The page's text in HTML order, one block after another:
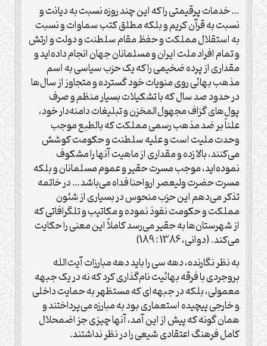
… خدمات پرقیمتی را که این چند روزه نسبت به دیانت و
نسبت به قرآن کریم و بلکه مطلق کتب سماوات و نسبت
به استقلال مملکت و حفظ مقام سلطنت و دولت و ارتش
و تمام افراد ملت ایران و مسلمانان جهان انجام داده‌اید و
مقداری از پرده ضخیمی را که یک حزب سیاسی به اسم
مذهب بهائی روی منویات خود گسترده و متجاوز از سال‌ها
در حدود صد سال که با تشکیلات بسیار منظم و صرف
پول‌های گزاف مجهول‌المخزن و تبلیغات دامنه‌دار خود،
علناً بر ضد مذهب رسمی مملکت که بالطبع موجب
وحدت ملیت است و علیه سلطنت و حکومت کوشش
می‌کنند، بالا زده و مقداری از ماهیت آنها را مشکوف
نموده‌اید، موجب مسرت حقیر و عموم مسلمانان و بلکه
مسرت حضرت ولیعصر ارواحنا فداه می‌باشد… در خاتمه
تذکر می‌دهم این حزب منحوس در بسیاری از شئون
مملکت و حکومت نفوذ نموده و مکاتیب و تلگرافاتی که
از شهرستان‌ها به حقیر می‌رسد کاملاً این معنی را حکایت
می‌کند. (دوانی، 1386 : 189)
به نظر نگارنده، دهه سی را باید دهه مبارزات آیت‌الله
بروجردی با فرقه بهائیت نام‌گذاری کرد که نه در یک جبهه
معمولی، بلکه در جبهه‌ای که مستظهر به حمایت داخلی
و خارجی پیچیده استعماری بود به مبارزه می‌پرداختند و
همان گونه که پیش از این آمد، آنها چیزی جز اضمحلال
کامل فرهنگ اعتقادی شیعی را در نظر نداشتند.